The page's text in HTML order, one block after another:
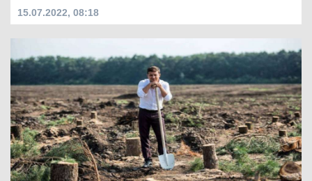
15.07.2022, 08:18